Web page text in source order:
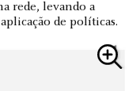
rede, levando a
de políticas.